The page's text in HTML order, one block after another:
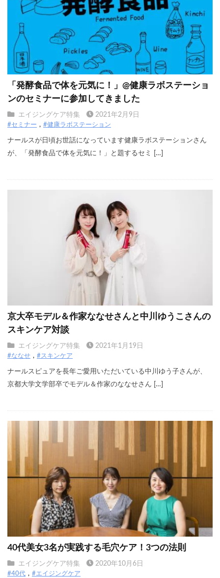
「発酵食品で体を元気に！」@健康ラボステーショ
ンのセミナーに参加してきました
エイジングケア特集 2021年2月9日
#セミナー #健康ラボステーション
ナールスが日頃お世話になっています健康ラボステーションさん
が、「発酵食品で体を元気に！」と題するセミ […]
京大卒モデル＆作家ななせさんと中川ゆうこさんの
スキンケア対談
エイジングケア特集 2021年1月19日
#ななせ #スキンケア
ナールスピュアを長年ご愛用いただいている中川ゆう子さんが、
京都大学文学部卒でモデル＆作家のななせさん […]
40代美女3名が実践する毛穴ケア！3つの法則
エイジングケア特集 2020年10月6日
#40代 #エイジングケア